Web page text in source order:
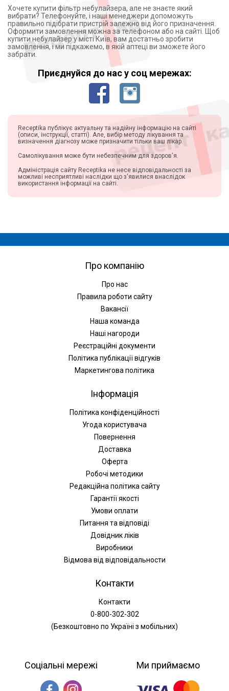
Хочете купити фільтр небулайзера, але не знаєте який
вибрати? Телефонуйте, і наші менеджери допоможуть
правильно підібрати пристрій залежно від його призначення.
Оформити замовлення можна за телефоном або на сайті. Щоб
купити небулайзер у місті Київ, вам достатньо зробити
замовлення, і ми підкажемо, в якій аптеці ви зможете його
забрати.
Приєднуйся до нас у соц мережах:
Receptika публікує актуальну та надійну інформацію на сайті
(описи, інструкції, статті). Але, вибір методу лікування та
визначення діагнозу може призначити тільки ваш лікар.
Самолікування може бути небезпечним для здоров'я.
Адміністрація сайту Receptika не несе відповідальності за
можливі несприятливі наслідки що з'явилися внаслідок
використання інформації на сайті.
Про компанію
Про нас
Правила роботи сайту
Вакансії
Наша команда
Наші нагороди
Реєстраційні документи
Політика публікації відгуків
Маркетингова політика
Інформація
Політика конфіденційності
Угода користувача
Повернення
Доставка
Оферта
Робочі методики
Редакційна політика сайту
Гарантії якості
Умови оплати
Питання та відповіді
Довідник ліків
Виробники
Відмова від відповідальности
Контакти
Контакти
0-800-302-302
(Безкоштовно по Україні з мобільних)
Соціальні мережі Ми приймаємо